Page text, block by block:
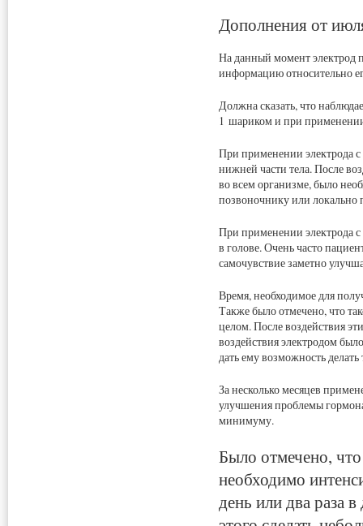
Дополнения от
На данный момент электрод
информацию относительно
Должна сказать, что
1 шариком и при
При применении электрода
нижней части тела. После
во всем организме, было
позвоночнику или локально
При применении электрода
в голове. Очень часто
самочувствие заметно
Время, необходимое для
Также было отмечено, что
целом. После воздействия
воздействия электродом
дать ему возможность
За несколько месяцев
улучшения проблемы
минимуму.
Было отмечено,
необходимо
день или два раза